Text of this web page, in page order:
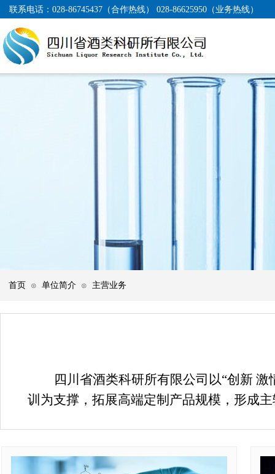
联系电话： 028-86745437（合作热线） 028-86625950（业务热线）
首页 ⊙ 单位简介 ⊙ 主营业务
四川省酒类科研所有限公司 以“创新
训为支撑，拓展高端定制产品规模，形成